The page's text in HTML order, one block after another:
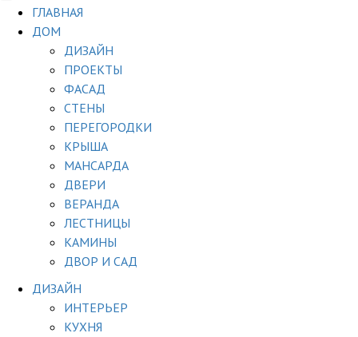
ГЛАВНАЯ
ДОМ
ДИЗАЙН
ПРОЕКТЫ
ФАСАД
СТЕНЫ
ПЕРЕГОРОДКИ
КРЫША
МАНСАРДА
ДВЕРИ
ВЕРАНДА
ЛЕСТНИЦЫ
КАМИНЫ
ДВОР И САД
ДИЗАЙН
ИНТЕРЬЕР
КУХНЯ